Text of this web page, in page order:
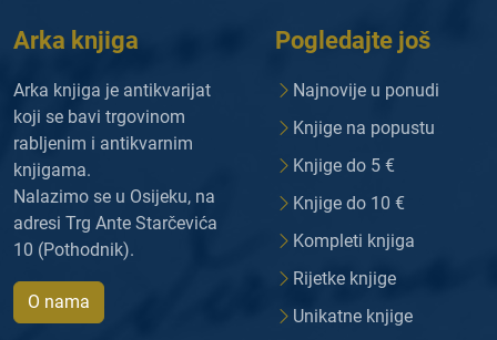
Arka knjiga
Arka knjiga je antikvarijat
koji se bavi trgovinom
rabljenim i antikvarnim
knjigama.
Nalazimo se u Osijeku, na
adresi Trg Ante Starčevića
10 (Pothodnik).
O nama
Pogledajte još
Najnovije u ponudi
Knjige na popustu
Knjige do 5 €
Knjige do 10 €
Kompleti knjiga
Rijetke knjige
Unikatne knjige